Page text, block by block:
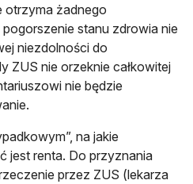
otrzyma żadnego
stanu zdrowia nie
niezdolności do
ZUS nie orzeknie całkowitej
nie będzie
na jakie
jest renta. Do przyznania
przez ZUS (lekarza